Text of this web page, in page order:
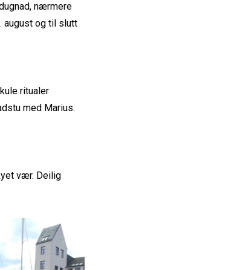
nærmere
august og til slutt
ritualer
med Marius.
vær. Deilig